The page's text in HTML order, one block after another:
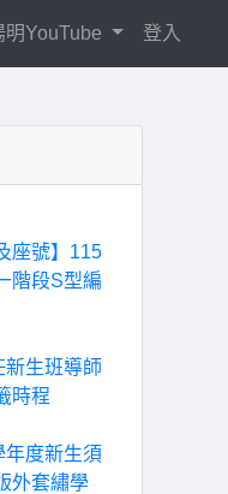
明YouTube 登入
座號】115
階段S型編
生班導師
時程
年度新生須
外套繡學